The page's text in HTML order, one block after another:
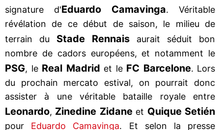
signature d'Eduardo Camavinga. Véritable
révélation de ce début de saison, le milieu de
terrain du Stade Rennais aurait séduit bon
nombre de cadors européens, et notamment le
PSG, le Real Madrid et leFC Barcelone. Lors
du prochain mercato estival, on pourrait donc
assister à une véritable bataille royale entre
Leonardo, Zinedine Zidaneet Quique Setién
pour Eduardo Camavinga. Et selon la presse